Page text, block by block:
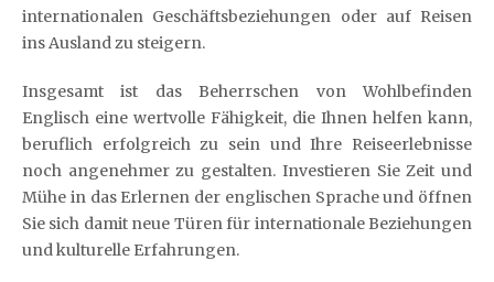
internationalen Geschäftsbeziehungen oder auf Reisen
ins Ausland zu steigern.
Insgesamt ist das Beherrschen von Wohlbefinden
Englisch eine wertvolle Fähigkeit, die Ihnen helfen kann,
beruflich erfolgreich zu sein und Ihre Reiseerlebnisse
noch angenehmer zu gestalten. Investieren Sie Zeit und
Mühe in das Erlernen der englischen Sprache und öffnen
Sie sich damit neue Türen für internationale Beziehungen
und kulturelle Erfahrungen.